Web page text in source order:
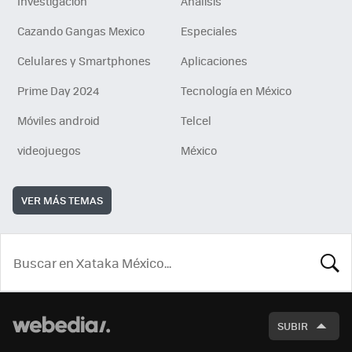
Cazando Gangas Mexico
Especiales
Celulares y Smartphones
Aplicaciones
Prime Day 2024
Tecnología en México
Móviles android
Telcel
videojuegos
México
VER MÁS TEMAS
SUBIR